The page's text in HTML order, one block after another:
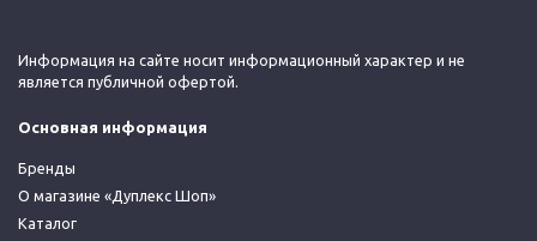
Информация на сайте носит информационный характер и не
является публичной офертой.
Основная информация
Бренды
О магазине «Дуплекс Шоп»
Каталог